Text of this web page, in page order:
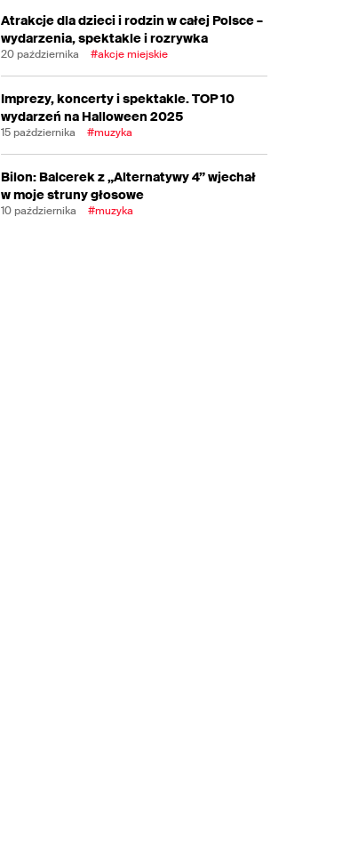
Atrakcje dla dzieci i rodzin w całej Polsce –
wydarzenia, spektakle i rozrywka
20 października #akcje miejskie
Imprezy, koncerty i spektakle. TOP 10
wydarzeń na Halloween 2025
15 października #muzyka
Bilon: Balcerek z „Alternatywy 4” wjechał
w moje struny głosowe
10 października #muzyka